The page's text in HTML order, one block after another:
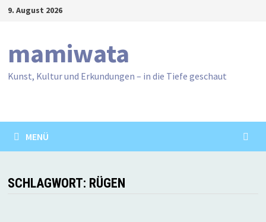
Zum9. August 2026
mamiwata
Kunst, Kultur und Erkundungen – in die Tiefe geschaut
MENÜ
SCHLAGWORT: RÜGEN